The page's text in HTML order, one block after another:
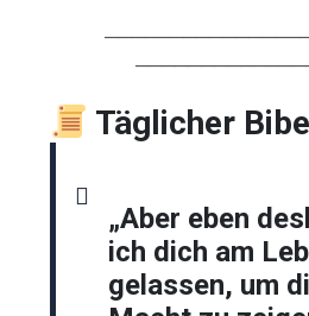
Täglicher
„Aber eben
ich dich am
gelassen, um